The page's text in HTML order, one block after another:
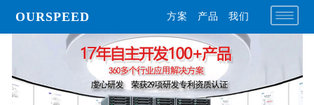
OURSPEED 方案 产品 我们